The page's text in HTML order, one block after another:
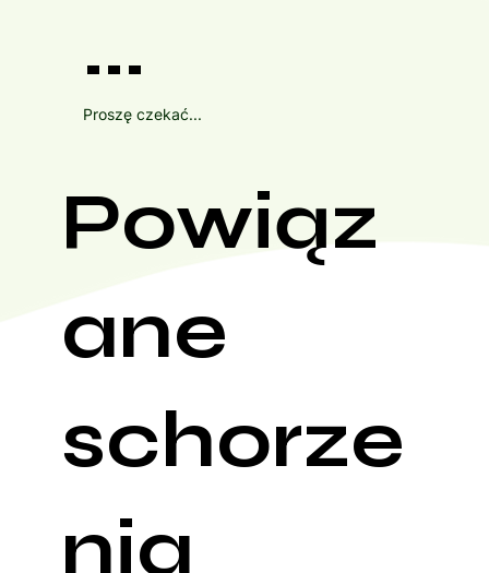
...
Proszę czekać...
Powiąz
ane
schorze
nia